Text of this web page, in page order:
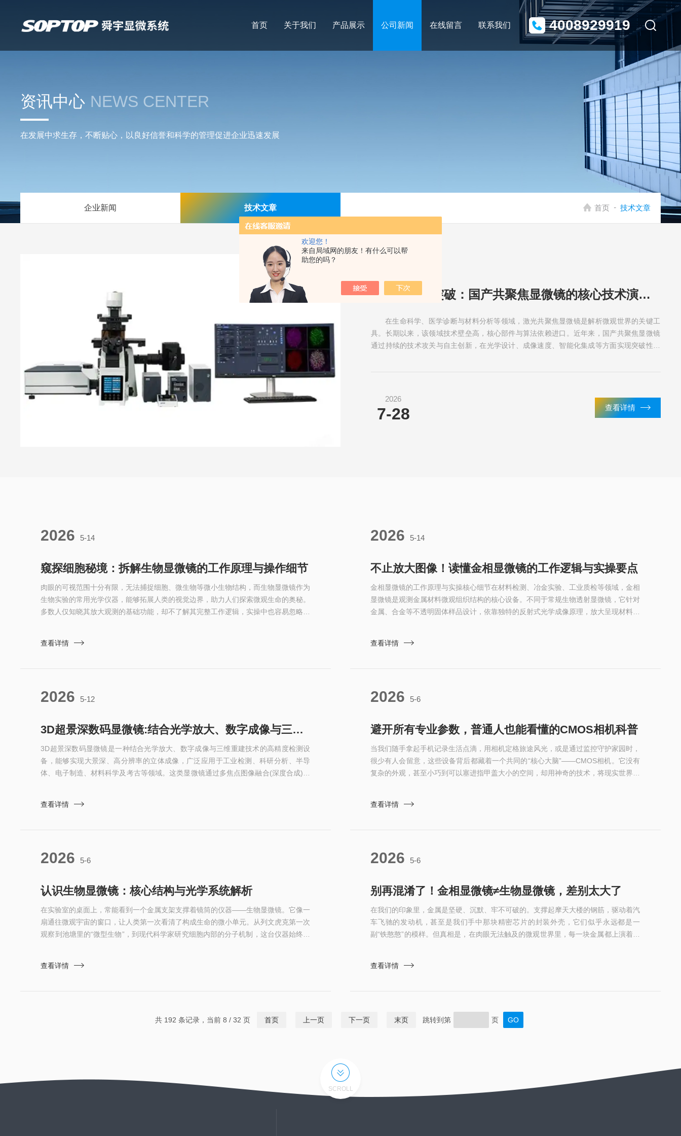
欢迎您！
来自局域网的朋友！有什么可以帮
助您的吗？
4008929919
首页 关于我们 产品展示 公司新闻 在线留言 联系我们
资讯中心 NEWS CENTER
在发展中求生存，不断贴心，以良好信誉和科学的管理促进企业迅速发展
首页 - 技术文章
企业新闻 技术文章
技术自主化突破：国产共聚焦显微镜的核心技术演进与性能评估
在生命科学、医学诊断与材料分析等领域，激光共聚焦显微镜是解析微观世界的关键工
具。长期以来，该领域技术壁垒高，核心部件与算法依赖进口。近年来，国产共聚焦显微镜
通过持续的技术攻关与自主创新，在光学设计、成像速度、智能化集成等方面实现突破性进
2026
7-28 查看详情
2026 5-14
窥探细胞秘境：拆解生物显微镜的工作原理与操作细节
肉眼的可视范围十分有限，无法捕捉细胞、微生物等微小生物结构，而生物显微镜作为
生物实验的常用光学仪器，能够拓展人类的视觉边界，助力人们探索微观生命的奥秘。
多数人仅知晓其放大观测的基础功能，却不了解其完整工作逻辑，实操中也容易忽略细
械结构，完成微观影像的呈现。整套设备主要分为照明系统、光学放大系统和机械支撑
查看详情
2026 5-14
不止放大图像！读懂金相显微镜的工作逻辑与实操要点
金相显微镜的工作原理与实操核心细节在材料检测、冶金实验、工业质检等领域，金相
显微镜是观测金属材料微观组织结构的核心设备。不同于常规生物透射显微镜，它针对
金属、合金等不透明固体样品设计，依靠独特的反射式光学成像原理，放大呈现材料内
微镜的核心工作逻辑为反射式光学成像，依托光源、聚光系统、物镜、目镜的协同配合
查看详情
2026 5-12
3D超景深数码显微镜:结合光学放大、数字成像与三维重建技术
‌3D超景深数码显微镜‌是一种结合光学放大、数字成像与三维重建技术的高精度检测设
备，能够实现大景深、高分辨率的立体成像，广泛应用于工业检测、科研分析、半导
体、电子制造、材料科学及考古等领域。这类显微镜通过多焦点图像融合(深度合成)技
显微镜‌通过光学与算法的协同工作，实现了“全焦清晰+三维重构”的双重能力。其核心
查看详情
2026 5-6
避开所有专业参数，普通人也能看懂的CMOS相机科普
当我们随手拿起手机记录生活点滴，用相机定格旅途风光，或是通过监控守护家园时，
很少有人会留意，这些设备背后都藏着一个共同的“核心大脑”——CMOS相机。它没有
复杂的外观，甚至小巧到可以塞进指甲盖大小的空间，却用神奇的技术，将现实世界的
得陌生，其实它的本质，就是一块能“看见”光线的“电子视网膜”。简单来说，CMOS相
查看详情
2026 5-6
认识生物显微镜：核心结构与光学系统解析
在实验室的桌面上，常能看到一个金属支架支撑着镜筒的仪器——生物显微镜。它像一
扇通往微观宇宙的窗口，让人类第一次看清了构成生命的微小单元。从列文虎克第一次
观察到池塘里的“微型生物”，到现代科学家研究细胞内部的分子机制，这台仪器始终是
线，光线穿过载物台上的标本后，被物镜捕捉并第一次放大，再通过目镜进行第二次放
查看详情
2026 5-6
别再混淆了！金相显微镜≠生物显微镜，差别太大了
在我们的印象里，金属是坚硬、沉默、牢不可破的。支撑起摩天大楼的钢筋，驱动着汽
车飞驰的发动机，甚至是我们手中那块精密芯片的封装外壳，它们似乎永远都是一
副“铁憨憨”的模样。但真相是，在肉眼无法触及的微观世界里，每一块金属都上演着惊
是脆弱、是长寿还是早衰的真正“幕后黑手”。那么，如何才能窥探这个神秘的微观世界
查看详情
共 192 条记录，当前 8 / 32 页 首页 上一页 下一页 末页 跳转到第 页
SCROLL